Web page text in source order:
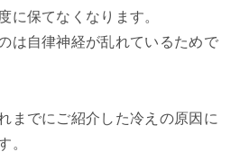
に保てなくなります。
は自律神経が乱れているためで
までにご紹介した冷えの原因に
。